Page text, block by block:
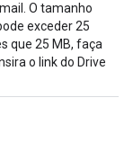
O tamanho
exceder 25
que 25 MB, faça
o link do Drive